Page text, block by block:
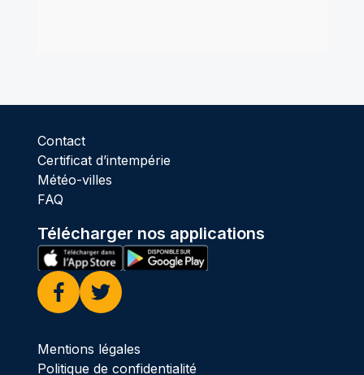
Contact
Certificat d’intempérie
Météo-villes
FAQ
Télécharger nos applications
Facebook
Twitter
Mentions légales
Politique de confidentialité